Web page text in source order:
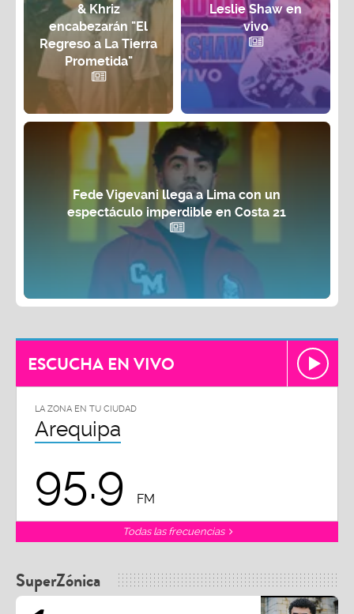
& Khriz
encabezarán "El
Regreso a La Tierra
Prometida"
Leslie Shaw en
vivo
Fede Vigevani llega a Lima con un
espectáculo imperdible en Costa 21
ESCUCHA EN VIVO
LA ZONA EN TU CIUDAD
Arequipa
95.9 FM
Todas las frecuencias
SuperZónica